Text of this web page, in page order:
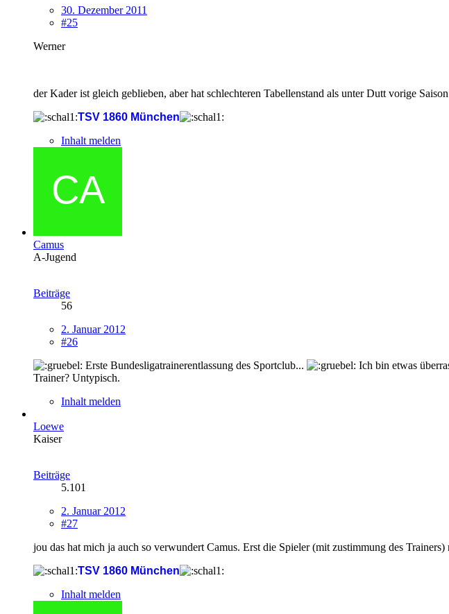
30. Dezember 2011
#25
Werner
der Kader ist gleich geblieben, aber hat schlechteren Tabellenstand als unter Dutt vorige Saison
TSV 1860 München
Inhalt melden
Camus
A-Jugend
Beiträge
56
2. Januar 2012
#26
Erste Bundesligatrainerentlassung des Sportclub...
Ich bin etwas
Trainer? Untypisch.
Inhalt melden
Loewe
Kaiser
Beiträge
5.101
2. Januar 2012
#27
jou das hat mich ja auch so verwundert Camus. Erst die Spieler (mit zustimmung des Trainers)
TSV 1860 München
Inhalt melden